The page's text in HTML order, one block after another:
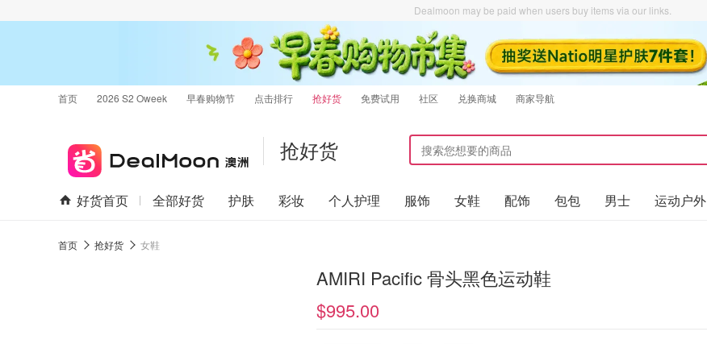
Dealmoon may be paid when users buy items via our links.
首页 2026 S2 Oweek 早春购物节 点击排行 抢好货 免费试用 社区 兑换商城 商家导航
抢好货
好货首页 全部好货 护肤 彩妆 个人护理 服饰 女鞋 配饰 包包 男士 运动户外
首页 抢好货 女鞋
AMIRI Pacific 骨头黑色运动鞋
$995.00